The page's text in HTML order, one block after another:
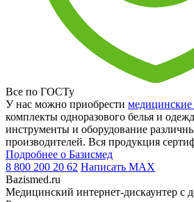
Все по ГОСТу
У нас можно приобрести медицинские
комплекты одноразового белья и
инструменты и оборудование
производителей. Вся продукция
Подробнее о Базисмед
8 800 200 20 62 Написать MAX
Bazismed.ru
Медицинский интернет-дискаунтер с